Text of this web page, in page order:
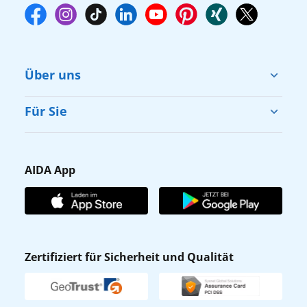
Über uns
Cruise & Help
Karriere
Affiliateprogramm
Verhaltens- & Ethikkodex
Newsletter
Für Sie
Gästefragebogen
AIDA Club
AIDA App
AIDA App
Zertifiziert für Sicherheit und Qualität